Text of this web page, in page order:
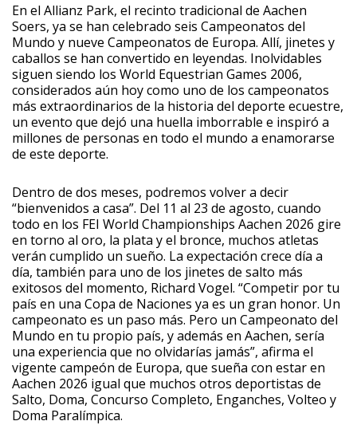
En el Allianz Park, el recinto tradicional de Aachen
Soers, ya se han celebrado seis Campeonatos del
Mundo y nueve Campeonatos de Europa. Allí, jinetes y
caballos se han convertido en leyendas. Inolvidables
siguen siendo los World Equestrian Games 2006,
considerados aún hoy como uno de los campeonatos
más extraordinarios de la historia del deporte ecuestre,
un evento que dejó una huella imborrable e inspiró a
millones de personas en todo el mundo a enamorarse
de este deporte.
Dentro de dos meses, podremos volver a decir
“bienvenidos a casa”. Del 11 al 23 de agosto, cuando
todo en los FEI World Championships Aachen 2026 gire
en torno al oro, la plata y el bronce, muchos atletas
verán cumplido un sueño. La expectación crece día a
día, también para uno de los jinetes de salto más
exitosos del momento, Richard Vogel. “Competir por tu
país en una Copa de Naciones ya es un gran honor. Un
campeonato es un paso más. Pero un Campeonato del
Mundo en tu propio país, y además en Aachen, sería
una experiencia que no olvidarías jamás”, afirma el
vigente campeón de Europa, que sueña con estar en
Aachen 2026 igual que muchos otros deportistas de
Salto, Doma, Concurso Completo, Enganches, Volteo y
Doma Paralímpica.